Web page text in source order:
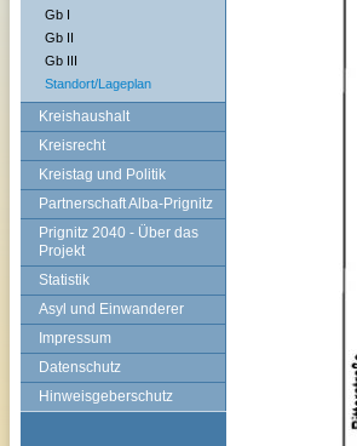
Gb I
Gb II
Gb III
Standort/Lageplan
Kreishaushalt
Kreisrecht
Kreistag und Politik
Partnerschaft Alba-Prignitz
Prignitz 2040 - Über das
Projekt
Statistik
Asyl und Einwanderer
Impressum
Datenschutz
Hinweisgeberschutz